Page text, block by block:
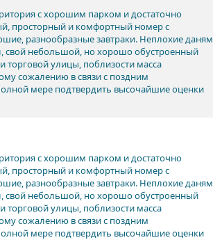
с хорошим парком и достаточно
просторный и комфортный номер с
разнообразные завтраки. Неплохие даням
свой небольшой, но хорошо обустроенный
улицы, поблизости масса
сожалению в связи с поздним
мере подтвердить высочайшие оценки
с хорошим парком и достаточно
просторный и комфортный номер с
разнообразные завтраки. Неплохие даням
свой небольшой, но хорошо обустроенный
улицы, поблизости масса
сожалению в связи с поздним
мере подтвердить высочайшие оценки